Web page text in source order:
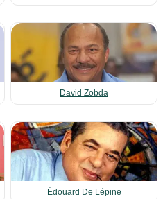
David Zobda
Édouard De Lépine